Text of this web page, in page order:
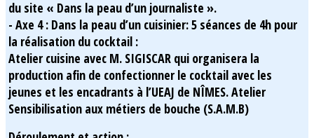
du site « Dans la peau d’un journaliste ».
- Axe 4 : Dans la peau d’un cuisinier: 5 séances de 4h pour
la réalisation du cocktail :
Atelier cuisine avec M. SIGISCAR qui organisera la
production afin de confectionner le cocktail avec les
jeunes et les encadrants à l’UEAJ de NÎMES. Atelier
Sensibilisation aux métiers de bouche (S.A.M.B)